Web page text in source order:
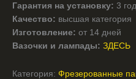
Гарантия на установку: 3
Качество: высшая категория
Изготовление: от 14 дней
Вазочки и лампады: ЗДЕСЬ
Категория: Фрезерованные